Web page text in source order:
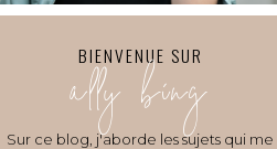
BIENVENUE SUR
ally bing
Sur ce blog, j'aborde les sujets qui me